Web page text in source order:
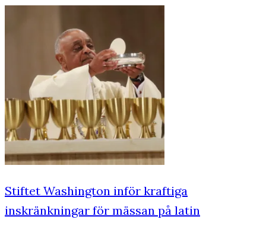
Stiftet Washington inför kraftiga
inskränkningar för mässan på latin